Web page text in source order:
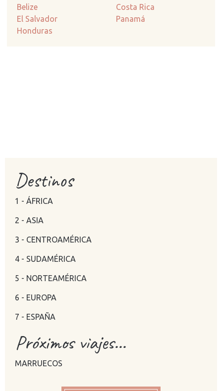
Belize
El Salvador
Honduras
Costa Rica
Panamá
Destinos
1 - ÁFRICA
2 - ASIA
3 - CENTROAMÉRICA
4 - SUDAMÉRICA
5 - NORTEAMÉRICA
6 - EUROPA
7 - ESPAÑA
Próximos viajes...
MARRUECOS